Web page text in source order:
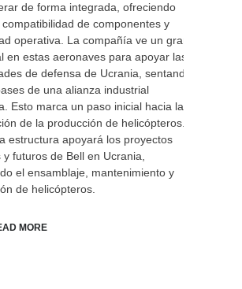
de forma integrada, ofreciendo
compatibilidad de componentes y
operativa. La compañía ve un gran
en estas aeronaves para apoyar las
de defensa de Ucrania, sentando
de una alianza industrial
Esto marca un paso inicial hacia la
de la producción de helicópteros.
estructura apoyará los proyectos
y futuros de Bell en Ucrania,
el ensamblaje, mantenimiento y
de helicópteros.
MORE